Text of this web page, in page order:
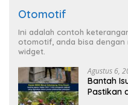
Otomotif
Ini adalah contoh
otomotif, anda bisa dengan
widget.
Agustus 6,
Bantah
Pastikan